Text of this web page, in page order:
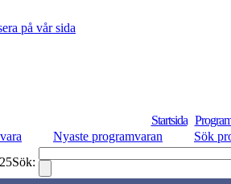
på vår sida
Startsida
Nyaste programvaran
Sök
Sök: